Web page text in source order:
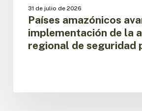
31 de julio de 2026
Países amazónicos
implementación de la
regional de seguridad